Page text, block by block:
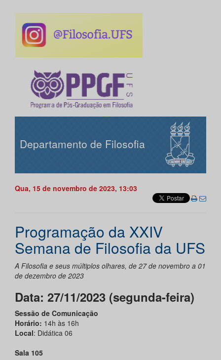
Departamento de Filosofia
Qua, 15 de novembro de 2023, 13:03
Programação da XXIV
Semana de Filosofia da UFS
A Filosofia e seus múltiplos olhares, de 27 de novembro a 01
de dezembro de 2023
Data: 27/11/2023 (segunda-feira)
Sessão de Comunicação
Horário: 14h às 16h
Local: Didática 06
Sala 105